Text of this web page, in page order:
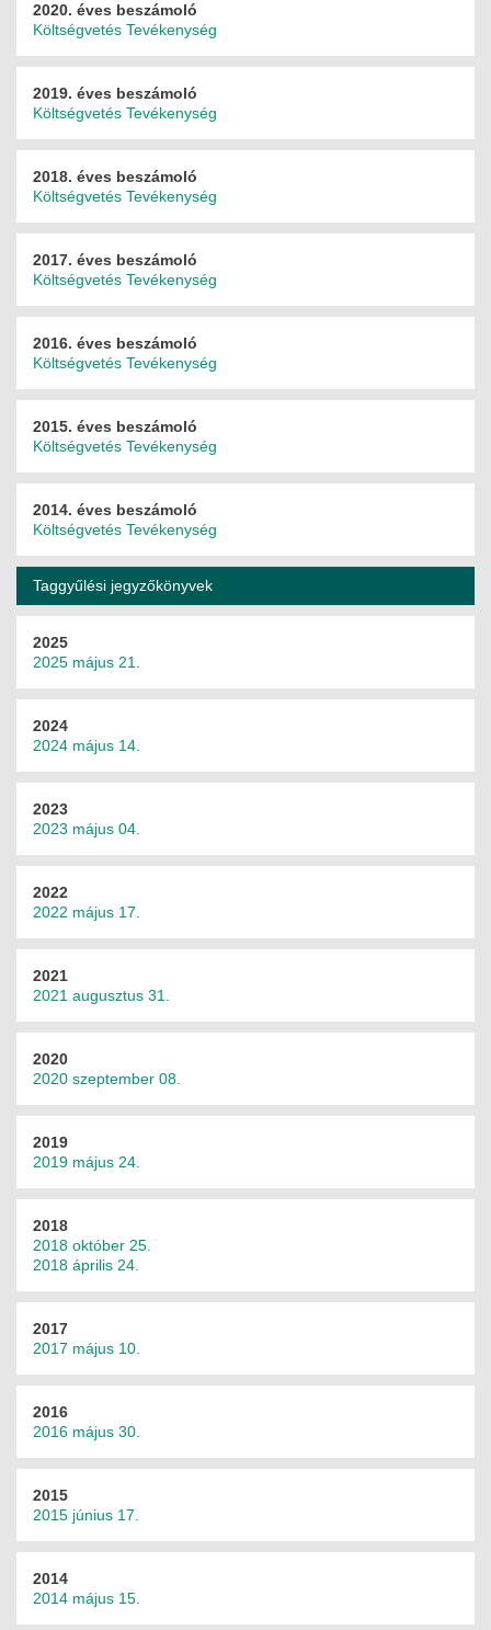
NYOMTATVÁNYOK
ÉPÜLETGÉPÉSZETI
GEODÉZIAI ÉS GEOINFORMATIKAI
KÖRNYEZETVÉDELMI
KÖZLEKEDÉSI
TARTÓSZERKEZETI
VÍZÉPÍTÉSI ÉS VÍZGAZDÁLKODÁSI
HÍREK
JOGI KÖTELEZETTSÉGEK
MÉRNÖKI VÁLLALKOZÁSOK
MÉRNÖKI VÁLLALKOZÁSOK
SZEMÉLYES PORTFÓLIÓK
KAPCSOLAT
2020. éves beszámoló
Költségvetés Tevékenység
2019. éves beszámoló
Költségvetés Tevékenység
2018. éves beszámoló
Költségvetés Tevékenység
2017. éves beszámoló
Költségvetés Tevékenység
2016. éves beszámoló
Költségvetés Tevékenység
2015. éves beszámoló
Költségvetés Tevékenység
2014. éves beszámoló
Költségvetés Tevékenység
Taggyűlési jegyzőkönyvek
2025
2025 május 21.
2024
2024 május 14.
2023
2023 május 04.
2022
2022 május 17.
2021
2021 augusztus 31.
2020
2020 szeptember 08.
2019
2019 május 24.
2018
2018 október 25.
2018 április 24.
2017
2017 május 10.
2016
2016 május 30.
2015
2015 június 17.
2014
2014 május 15.